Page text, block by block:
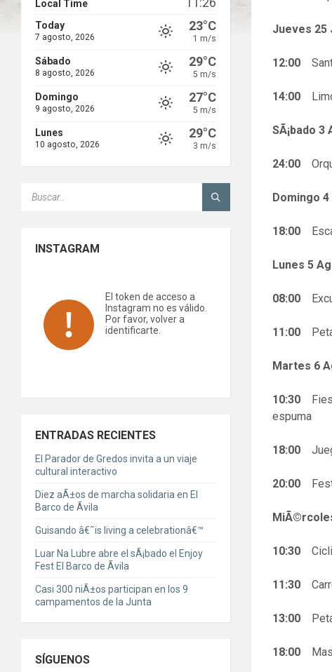
Jueves 25
12:00
14:00
SÃ¡bado 3
24:00
Domingo
18:00
Lunes 5
08:00
11:00
Martes 6
10:30
espuma
18:00
20:00
10:30
11:30
13:00
18:00
Local Time
Today
7 agosto, 2026
23°C
1 m/s
Sábado
8 agosto, 2026
29°C
5 m/s
Domingo
9 agosto, 2026
27°C
5 m/s
Lunes
10 agosto, 2026
29°C
3 m/s
INSTAGRAM
El token de acceso a
Instagram no es válido.
Por favor, volver a
identificarte.
ENTRADAS RECIENTES
El Parador de Gredos invita a un viaje
cultural interactivo
Diez aÃ±os de marcha solidaria en El
Barco de Ãvila
Guisando â€˜is living a celebrationâ€™
Luar Na Lubre abre el sÃ¡bado el Enjoy
Fest El Barco de Ãvila
Casi 300 niÃ±os participan en los 9
campamentos de la Junta
SÍGUENOS